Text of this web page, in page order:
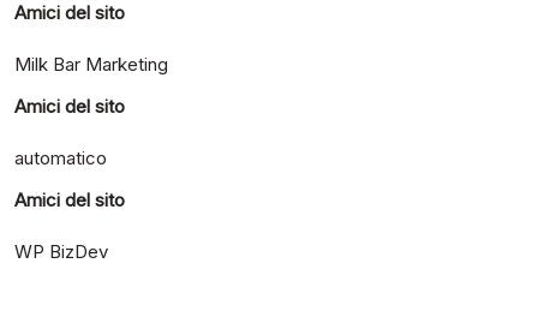
Amici del sito
Milk Bar Marketing
Amici del sito
automatico
Amici del sito
WP BizDev